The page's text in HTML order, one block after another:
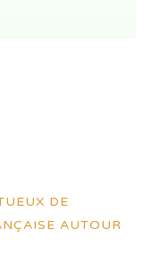
DE
AUTOUR